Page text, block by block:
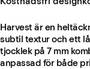
Harvest är en
subtil textur och ett
tjocklek på 7 mm
anpassad för både